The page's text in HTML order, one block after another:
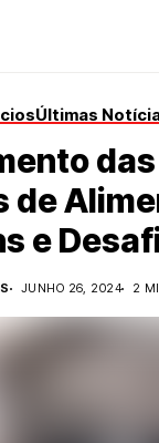
Últimas
das
de
e
JUNHO 26, 2024
2